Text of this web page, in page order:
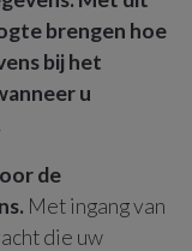
brengen hoe
bij het
u
de
Met ingang van
die uw